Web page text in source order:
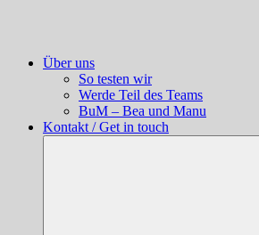
Über uns
So testen wir
Werde Teil des Teams
BuM – Bea und Manu
Kontakt / Get in touch